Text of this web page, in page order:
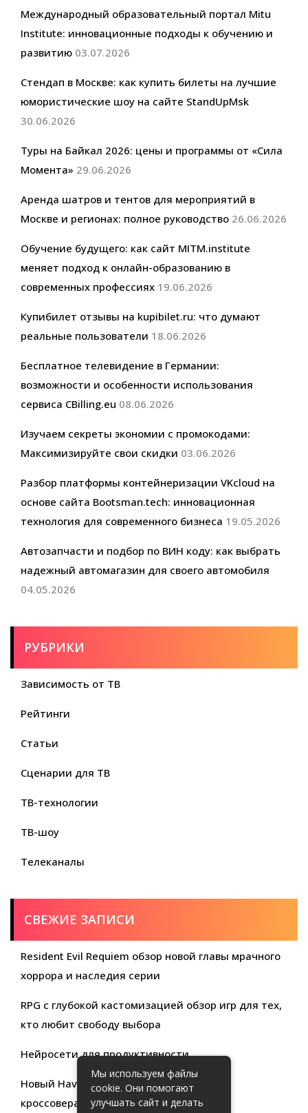
Международный образовательный портал Mitu
Institute: инновационные подходы к обучению и
развитию 03.07.2026
Стендап в Москве: как купить билеты на лучшие
юмористические шоу на сайте StandUpMsk
30.06.2026
Туры на Байкал 2026: цены и программы от «Сила
Момента» 29.06.2026
Аренда шатров и тентов для мероприятий в
Москве и регионах: полное руководство 26.06.2026
Обучение будущего: как сайт MITM.institute
меняет подход к онлайн-образованию в
современных профессиях 19.06.2026
Купибилет отзывы на kupibilet.ru: что думают
реальные пользователи 18.06.2026
Бесплатное телевидение в Германии:
возможности и особенности использования
сервиса CBilling.eu 08.06.2026
Изучаем секреты экономии с промокодами:
Максимизируйте свои скидки 03.06.2026
Разбор платформы контейнеризации VKcloud на
основе сайта Bootsman.tech: инновационная
технология для современного бизнеса 19.05.2026
Автозапчасти и подбор по ВИН коду: как выбрать
надежный автомагазин для своего автомобиля
04.05.2026
РУБРИКИ
Зависимость от ТВ
Рейтинги
Статьи
Сценарии для ТВ
ТВ-технологии
ТВ-шоу
Телеканалы
СВЕЖИЕ ЗАПИСИ
Resident Evil Requiem обзор новой главы мрачного
хоррора и наследия серии
RPG с глубокой кастомизацией обзор игр для тех,
кто любит свободу выбора
Нейросети для продуктивности
Новый Haval Jolion: обзор современного
кроссовера для активной жизни
Мы используем файлы
cookie. Они помогают
улучшать сайт и делать